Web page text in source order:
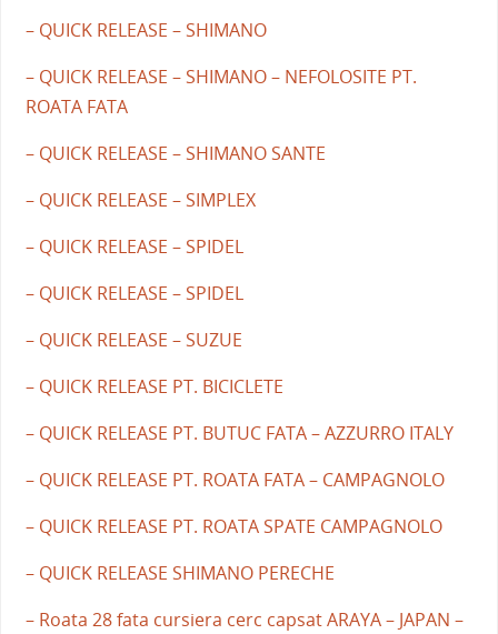
– QUICK RELEASE – SHIMANO
– QUICK RELEASE – SHIMANO – NEFOLOSITE PT.
ROATA FATA
– QUICK RELEASE – SHIMANO SANTE
– QUICK RELEASE – SIMPLEX
– QUICK RELEASE – SPIDEL
– QUICK RELEASE – SPIDEL
– QUICK RELEASE – SUZUE
– QUICK RELEASE PT. BICICLETE
– QUICK RELEASE PT. BUTUC FATA – AZZURRO ITALY
– QUICK RELEASE PT. ROATA FATA – CAMPAGNOLO
– QUICK RELEASE PT. ROATA SPATE CAMPAGNOLO
– QUICK RELEASE SHIMANO PERECHE
– Roata 28 fata cursiera cerc capsat ARAYA – JAPAN –